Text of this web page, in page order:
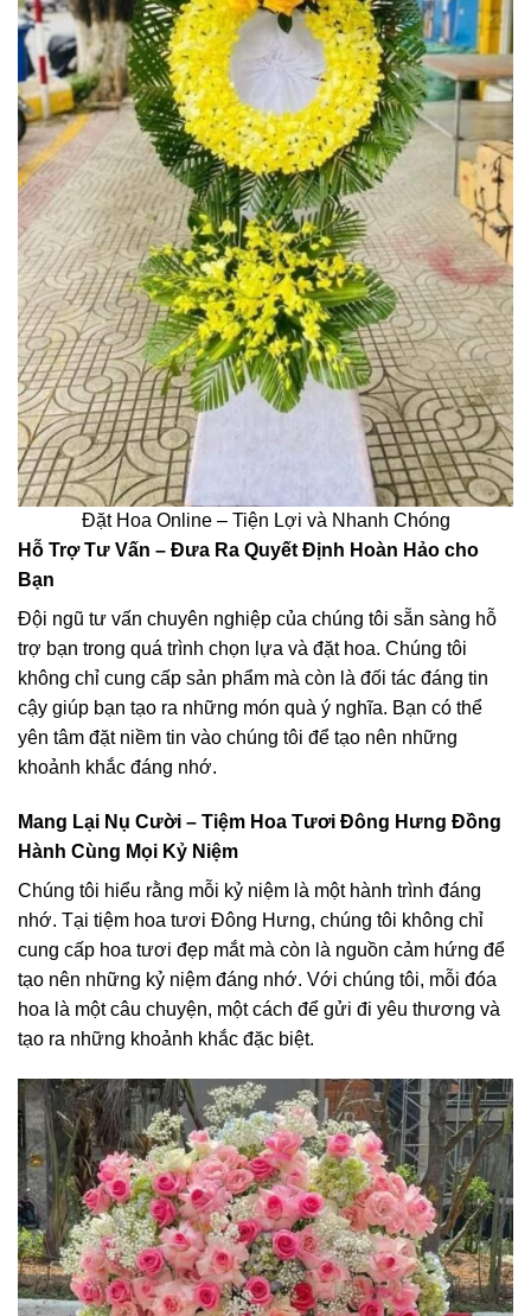
Đặt Hoa Online – Tiện Lợi và Nhanh Chóng
Hỗ Trợ Tư Vấn – Đưa Ra Quyết Định Hoàn Hảo cho
Bạn
Đội ngũ tư vấn chuyên nghiệp của chúng tôi sẵn sàng hỗ
trợ bạn trong quá trình chọn lựa và đặt hoa. Chúng tôi
không chỉ cung cấp sản phẩm mà còn là đối tác đáng tin
cậy giúp bạn tạo ra những món quà ý nghĩa. Bạn có thể
yên tâm đặt niềm tin vào chúng tôi để tạo nên những
khoảnh khắc đáng nhớ.
Mang Lại Nụ Cười – Tiệm Hoa Tươi Đông Hưng Đồng
Hành Cùng Mọi Kỷ Niệm
Chúng tôi hiểu rằng mỗi kỷ niệm là một hành trình đáng
nhớ. Tại tiệm hoa tươi Đông Hưng, chúng tôi không chỉ
cung cấp hoa tươi đẹp mắt mà còn là nguồn cảm hứng để
tạo nên những kỷ niệm đáng nhớ. Với chúng tôi, mỗi đóa
hoa là một câu chuyện, một cách để gửi đi yêu thương và
tạo ra những khoảnh khắc đặc biệt.